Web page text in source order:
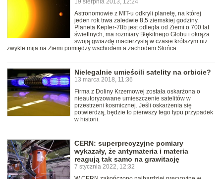
19 sierpnia 2013, 12:24
Astronomowie z MIT-u odkryli planetę, na której
jeden rok trwa zaledwie 8,5 ziemskiej godziny.
Planeta Kepler-78b jest odległa od Ziemi o 700 lat
świetlnych, ma rozmiary Błękitnego Globu i okrąża
swoją gwiazdę macierzystą w czasie krótszym niż
zwykle mija na Ziemi pomiędzy wschodem a zachodem Słońca
Nielegalnie umieścili satelity na orbicie?
13 marca 2018, 11:36
Firma z Doliny Krzemowej została oskarżona o
nieautoryzowane umieszczenie satelitów w
przestrzeni kosmicznej. Jeśli oskarżenia się
potwierdzą, będzie to pierwszy tego typu przypadek
w historii.
CERN: superprecyzyjne pomiary
wykazały, że antymateria i materia
reagują tak samo na grawitację
7 stycznia 2022, 12:32